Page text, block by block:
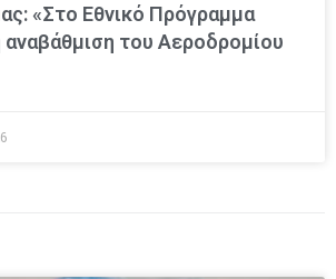
«Στο Εθνικό Πρόγραμμα
του Αεροδρομίου